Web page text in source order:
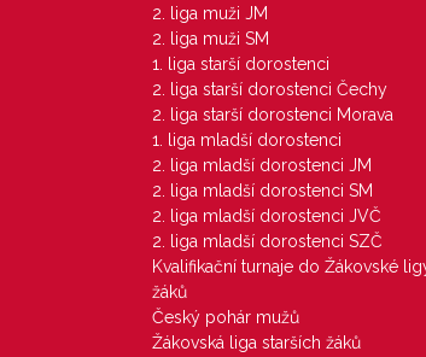
2. liga muži JM
2. liga muži SM
1. liga starší dorostenci
2. liga starší dorostenci Čechy
2. liga starší dorostenci Morava
1. liga mladší dorostenci
2. liga mladší dorostenci JM
2. liga mladší dorostenci SM
2. liga mladší dorostenci JVČ
2. liga mladší dorostenci SZČ
Kvalifikační turnaje do Žákovské
žáků
Český pohár mužů
Žákovská liga starších žáků